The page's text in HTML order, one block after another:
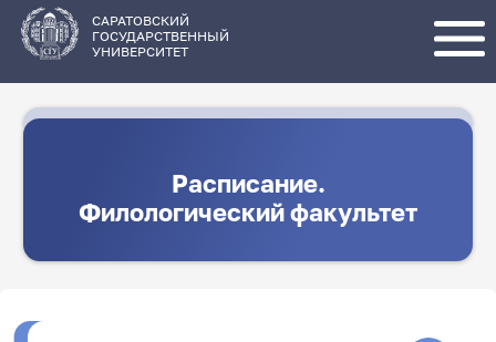
основному
содержанию
САРАТОВСКИЙ
ГОСУДАРСТВЕННЫЙ
УНИВЕРСИТЕТ
Расписание.
Филологический факультет